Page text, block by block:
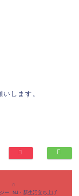
します。
ー NJ・新生活立ち上げ